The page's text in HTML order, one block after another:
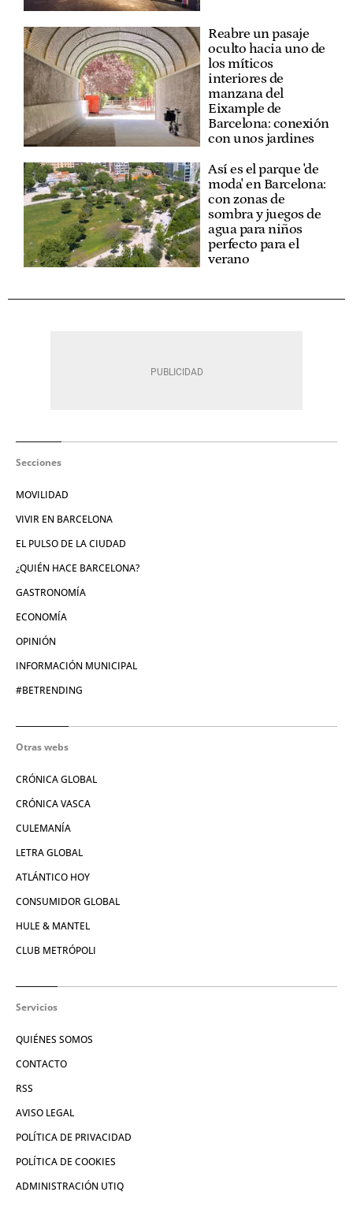
Reabre un pasaje
oculto hacia uno de
los míticos
interiores de
manzana del
Eixample de
Barcelona: conexión
con unos jardines
Así es el parque 'de
moda' en Barcelona:
con zonas de
sombra y juegos de
agua para niños
perfecto para el
verano
Secciones
MOVILIDAD
VIVIR EN BARCELONA
EL PULSO DE LA CIUDAD
¿QUIÉN HACE BARCELONA?
GASTRONOMÍA
ECONOMÍA
OPINIÓN
INFORMACIÓN MUNICIPAL
#BETRENDING
Otras webs
CRÓNICA GLOBAL
CRÓNICA VASCA
CULEMANÍA
LETRA GLOBAL
ATLÁNTICO HOY
CONSUMIDOR GLOBAL
HULE & MANTEL
CLUB METRÓPOLI
Servicios
QUIÉNES SOMOS
CONTACTO
RSS
AVISO LEGAL
POLÍTICA DE PRIVACIDAD
POLÍTICA DE COOKIES
ADMINISTRACIÓN UTIQ